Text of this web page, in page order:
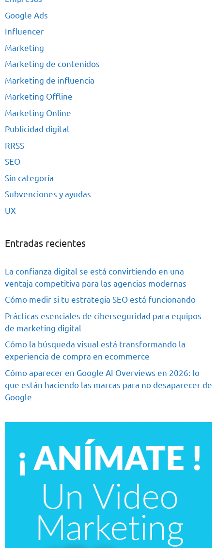
Google Ads
Influencer
Marketing
Marketing de contenidos
Marketing de influencia
Marketing Offline
Marketing Online
Publicidad digital
RRSS
SEO
Sin categoría
Subvenciones y ayudas
UX
Entradas recientes
La confianza digital se está convirtiendo en una
ventaja competitiva para las agencias modernas
Cómo medir si tu estrategia SEO está funcionando
Prácticas esenciales de ciberseguridad para equipos
de marketing digital
Cómo la búsqueda visual está transformando la
experiencia de compra en ecommerce
Cómo aparecer en Google AI Overviews en 2026: lo
que están haciendo las marcas para no desaparecer de
Google